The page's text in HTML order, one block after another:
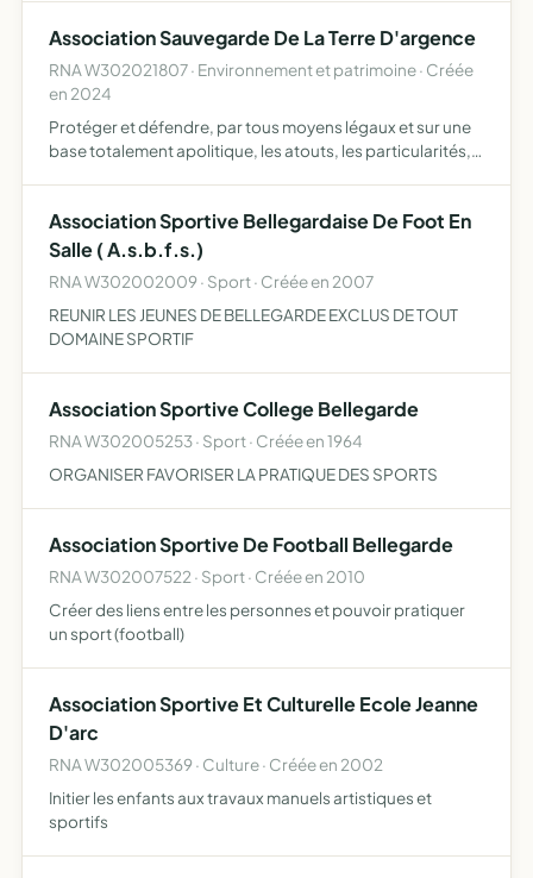
Association Sauvegarde De La Terre D'argence
RNA W302021807 · Environnement et patrimoine · Créée
en 2024
Protéger et défendre, par tous moyens légaux et sur une
base totalement apolitique, les atouts, les particularités,
Association Sportive Bellegardaise De Foot En
Salle ( A.s.b.f.s.)
RNA W302002009 · Sport · Créée en 2007
REUNIR LES JEUNES DE BELLEGARDE EXCLUS DE TOUT
DOMAINE SPORTIF
Association Sportive College Bellegarde
RNA W302005253 · Sport · Créée en 1964
ORGANISER FAVORISER LA PRATIQUE DES SPORTS
Association Sportive De Football Bellegarde
RNA W302007522 · Sport · Créée en 2010
Créer des liens entre les personnes et pouvoir pratiquer
un sport (football)
Association Sportive Et Culturelle Ecole Jeanne
D'arc
RNA W302005369 · Culture · Créée en 2002
Initier les enfants aux travaux manuels artistiques et
sportifs